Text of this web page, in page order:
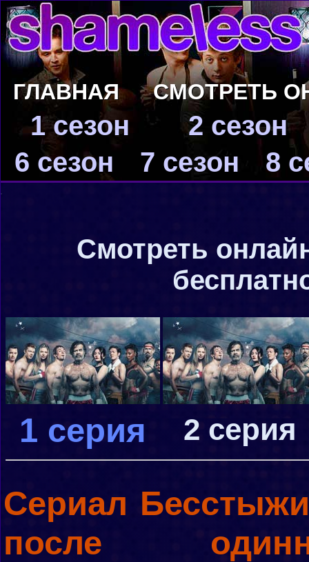
ГЛАВНАЯ СМОТРЕТЬ
1 сезон
2 сезон
6 сезон
7 сезон 8
Смотреть
1 серия 2 серия
Сериал
после